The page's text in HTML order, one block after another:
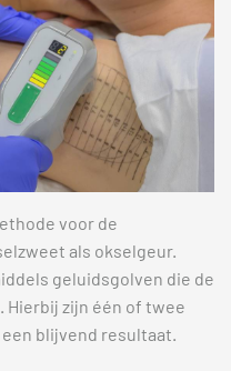
voor de
als okselgeur.
geluidsgolven die de
zijn één of twee
blijvend resultaat.